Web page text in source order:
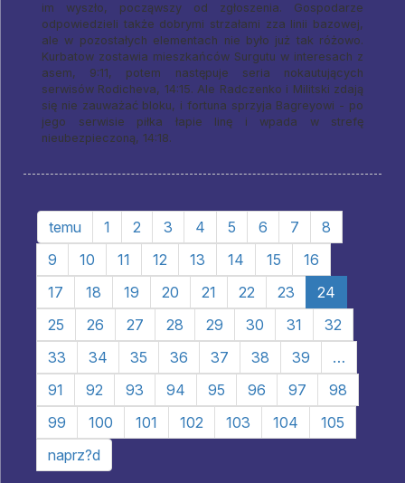
im wyszło, począwszy od zgłoszenia. Gospodarze
odpowiedzieli także dobrymi strzałami zza linii bazowej,
ale w pozostałych elementach nie było już tak różowo.
Kurbatow zostawia mieszkańców Surgutu w interesach z
asem, 9:11, potem następuje seria nokautujących
serwisów Rodicheva, 14:15. Ale Radczenko i Militski zdają
się nie zauważać bloku, i fortuna sprzyja Bagreyowi - po
jego serwisie piłka łapie linę i wpada w strefę
nieubezpieczoną, 14:18.
temu 1 2 3 4 5 6 7
8
9
10 11 12 13 14 15
16
17
18 19 20 21 22 23
24
25
26 27 28 29 30 31
32
33
34 35 36 37 38 39
…
91
92 93 94 95 96 97
98
99
100 101 102 103 104
105
naprz?d